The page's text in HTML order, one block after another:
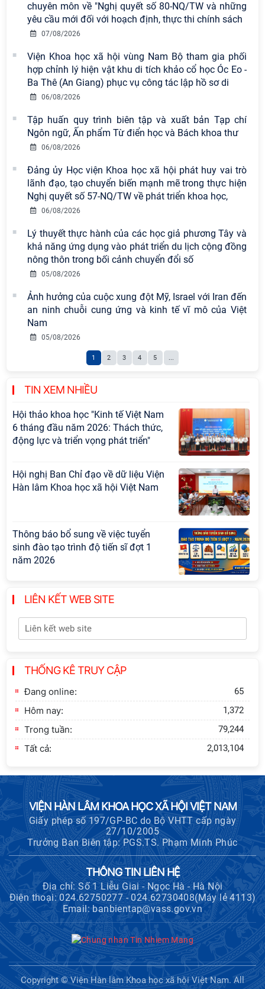
chuyên môn về "Nghị quyết số 80-NQ/TW và những
yêu cầu mới đối với hoạch định, thực thi chính sách
07/08/2026
Viện Khoa học xã hội vùng Nam Bộ tham gia phối
hợp chỉnh lý hiện vật khu di tích khảo cổ học Óc Eo -
Ba Thê (An Giang) phục vụ công tác lập hồ sơ di
06/08/2026
Tập huấn quy trình biên tập và xuất bản Tạp chí
Ngôn ngữ, Ấn phẩm Từ điển học và Bách khoa thư
06/08/2026
Đảng ủy Học viện Khoa học xã hội phát huy vai trò
lãnh đạo, tạo chuyển biến mạnh mẽ trong thực hiện
Nghị quyết số 57-NQ/TW về phát triển khoa học,
06/08/2026
Lý thuyết thực hành của các học giả phương Tây và
khả năng ứng dụng vào phát triển du lịch cộng đồng
nông thôn trong bối cảnh chuyển đổi số
05/08/2026
Ảnh hưởng của cuộc xung đột Mỹ, Israel với Iran đến
an ninh chuỗi cung ứng và kinh tế vĩ mô của Việt
Nam
05/08/2026
1 2 3 4 5 ...
TIN XEM NHIỀU
Nam có 02 tác phẩm đạt giải khuyến
khích tại Cuộc thi chính luận bảo vệ
nền tảng tư tưởng của Đảng năm
2026
Viện Hàn lâm Khoa học xã hội Việt
Nam công bố các quyết định về
công tác cán bộ
Chi bộ Viện Sử học tổ chức Tọa đàm
chuyên đề: Đẩy mạnh học tập, thực
hành tư tưởng, đạo đức, phương
giai đoạn phát triển mới
Hội thảo khoa học quốc tế “Không
gian phát triển Việt Nam trong kỷ
và lựa chọn chính sách” sẽ diễn ra
vào thứ ba, ngày 28/7/2026
Hội nghị Lãnh đạo Viện Hàn lâm
Khoa học xã hội Việt Nam làm việc
với Ban Chủ nhiệm các Chương trình
cấp Bộ
Hội thảo khoa học "Kinh tế Việt Nam
6 tháng đầu năm 2026: Thách thức,
động lực và triển vọng phát triển"
Hội nghị Ban Chỉ đạo về dữ liệu Viện
Hàn lâm Khoa học xã hội Việt Nam
Thông báo bổ sung về việc tuyển
sinh đào tạo trình độ tiến sĩ đợt 1
năm 2026
Hội thảo quốc tế "Không gian phát
triển Việt Nam trong kỷ nguyên mới:
Định hướng chiến lược và lựa chọn
chính sách”
xây dựng Thành Nhà Hồ ở núi An
LIÊN KẾT WEB SITE
THỐNG KÊ TRUY CẬP
Đang online: 65
Hôm nay: 1,372
Trong tuần: 79,244
Tất cả: 2,013,104
VIỆN HÀN LÂM KHOA HỌC XÃ HỘI VIỆT NAM
Giấy phép số 197/GP-BC do Bộ VHTT cấp ngày
27/10/2005
Trưởng Ban Biên tập: PGS.TS. Phạm Minh Phúc
THÔNG TIN LIÊN HỆ
Địa chỉ: Số 1 Liễu Giai - Ngọc Hà - Hà Nội
Điện thoại: 024.62750277 - 024.62730408(Máy lẻ 4113)
Email: banbientap@vass.gov.vn
Copyright © Viện Hàn lâm Khoa học xã hội Việt Nam. All